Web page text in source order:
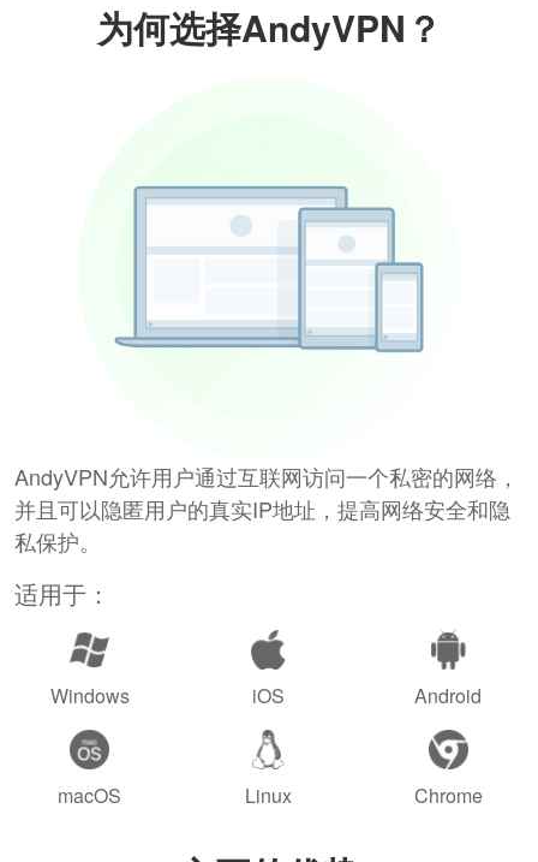
为何选择AndyVPN？
AndyVPN允许用户通过互联网访问一个私密的网络，
并且可以隐匿用户的真实IP地址，提高网络安全和隐
私保护。
适用于：
Windows iOS Android
macOS Linux Chrome